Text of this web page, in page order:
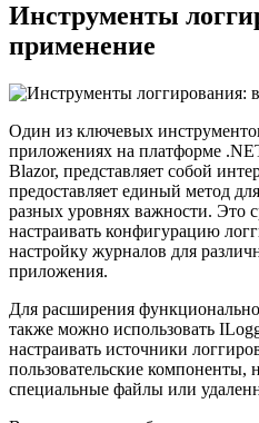
Инструменты
применение
Один из ключевых
приложениях на платформе
Blazor, представляет собой
предоставляет единый метод
разных уровнях важности. Это
настраивать конфигурацию
настройку журналов для
приложения.
Для расширения
также можно использовать
настраивать источники
пользовательские компоненты,
специальные файлы или